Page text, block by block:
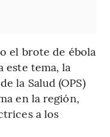
el brote de ébola
tema, la
la Salud (OPS)
en la región,
a los